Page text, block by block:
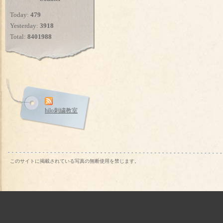
Today: 479
Yesterday: 3918
Total: 8401988
hilo刺繍教室
このサイトに掲載されている写真の無断使用を禁じます。